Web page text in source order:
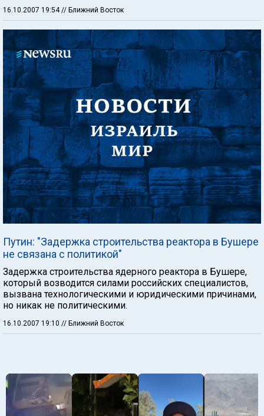
16.10.2007 19:54// Ближний Восток
Путин: "Задержка строительства реактора в Бушере
не связана с политикой"
Задержка строительства ядерного реактора в Бушере,
который возводится силами российских специалистов,
вызвана технологическими и юридическими причинами,
но никак не политическими.
16.10.2007 19:10 // Ближний Восток